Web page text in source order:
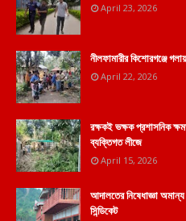
April 23, 2026
নীলফামারীর কিশোরগঞ্জে
April 22, 2026
রক্ষকই ভক্ষক প্রশাসনিক
ব্যক্তিগত লীজে
April 15, 2026
আদালতের নিষেধাজ্ঞা
সিন্ডিকেট